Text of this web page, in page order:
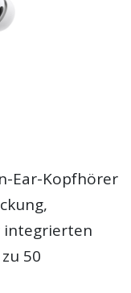
Ear-Kopfhörer
integrierten
50